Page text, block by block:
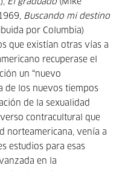
El graduado (Mike
Buscando mi destino
por Columbia)
que existían otras vías a
recuperase el
un “nuevo
de los nuevos tiempos
de la sexualidad
contracultural que
norteamericana, venía a
estudios para esas
en la